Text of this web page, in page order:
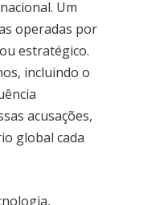
Um
operadas por
estratégico.
incluindo o
acusações,
global cada